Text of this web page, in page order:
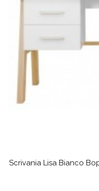
Scrivania Lisa Bianco